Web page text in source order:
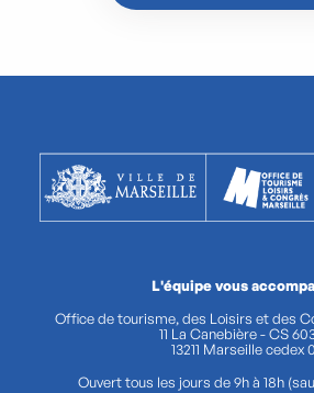
L'équipe vous
Office de tourisme, des Loisirs et des
11 La Canebière - CS
13211 Marseille cedex
Ouvert tous les jours de 9h à 18h